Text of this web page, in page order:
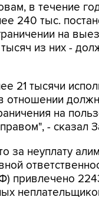
в течение
240 тыс.
на
из них -
21 тысячи
отношении
на
- сказал
за неуплату
привлечено